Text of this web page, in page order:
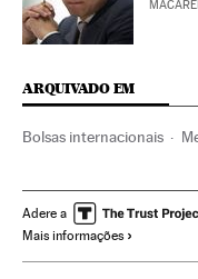
ARQUIVADO EM
Bolsas internacionais
Empresas Finanças
Ásia oriental
Adere a
Mais informações